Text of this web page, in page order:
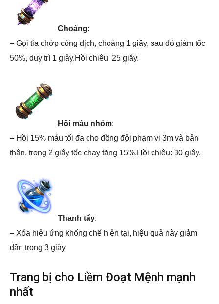
Choáng:
– Gọi tia chớp công địch, choáng 1 giây, sau đó giảm tốc
50%, duy trì 1 giây.Hồi chiêu: 25 giây.
Hồi máu nhóm:
– Hồi 15% máu tối đa cho đồng đội phạm vi 3m và bản
thân, trong 2 giây tốc chạy tăng 15%.Hồi chiêu: 30 giây.
Thanh tẩy:
– Xóa hiệu ứng khống chế hiện tại, hiệu quả này giảm
dần trong 3 giây.
Trang bị cho Liềm Đoạt Mệnh mạnh
nhất